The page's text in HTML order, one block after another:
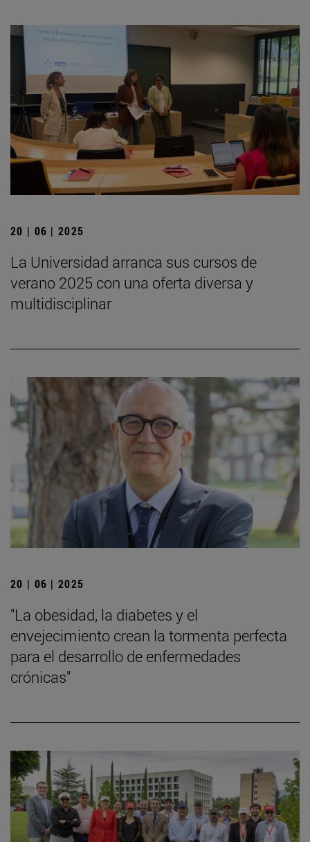
20 | 06 | 2025
La Universidad arranca sus cursos de
verano 2025 con una oferta diversa y
multidisciplinar
20 | 06 | 2025
"La obesidad, la diabetes y el
envejecimiento crean la tormenta perfecta
para el desarrollo de enfermedades
crónicas"